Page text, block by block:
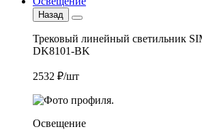
Назад
Трековый линейный светильник
DK8101-BK
2532 ₽/шт
Освещение